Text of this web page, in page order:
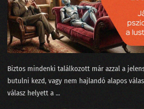
079 - Az MI háborúba ment
078 - Üzenet a liftből
077 - Természettudományt a
075 - A MI királyunk nem olyan!
Biztos mindenki találkozott már azzal a
butulni kezd, vagy nem hajlandó alapos
válasz helyett a ...